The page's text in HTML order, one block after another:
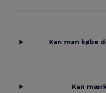
Kan man købe
Kan